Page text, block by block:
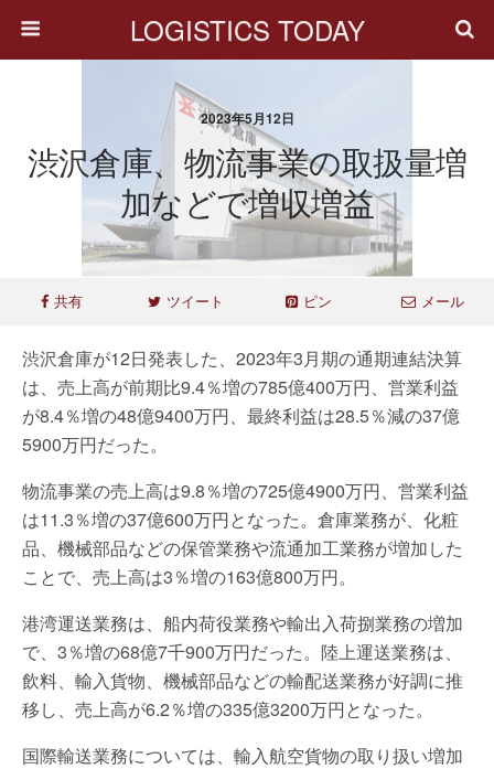
LOGISTICS TODAY
2023年5月12日
渋沢倉庫、物流事業の取扱量増
加などで増収増益
共有 ツイート ピン メール
渋沢倉庫が12日発表した、2023年3月期の通期連結決算
は、売上高が前期比9.4％増の785億400万円、営業利益
が8.4％増の48億9400万円、最終利益は28.5％減の37億
5900万円だった。
物流事業の売上高は9.8％増の725億4900万円、営業利益
は11.3％増の37億600万円となった。倉庫業務が、化粧
品、機械部品などの保管業務や流通加工業務が増加した
ことで、売上高は3％増の163億800万円。
港湾運送業務は、船内荷役業務や輸出入荷捌業務の増加
で、3％増の68億7千900万円だった。陸上運送業務は、
飲料、輸入貨物、機械部品などの輸配送業務が好調に推
移し、売上高が6.2％増の335億3200万円となった。
国際輸送業務については、輸入航空貨物の取り扱い増加